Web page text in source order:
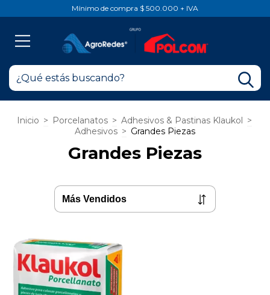
Mínimo de compra $ 500.000 + IVA
Inicio > Porcelanatos > Adhesivos & Pastinas Klaukol >
Adhesivos > Grandes Piezas
Grandes Piezas